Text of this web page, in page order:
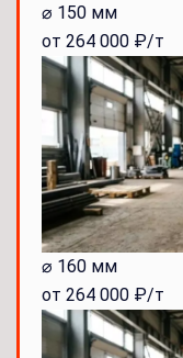
⌀ 150 мм
от 264 000 ₽/т
⌀ 160 мм
от 264 000 ₽/т